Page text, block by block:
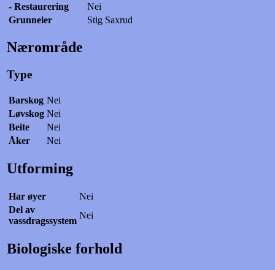
- Restaurering
Nei
Grunneier
Stig Saxrud
Nærområde
Type
Barskog Nei
Løvskog Nei
Beite
Nei
Åker
Nei
Utforming
Har øyer
Nei
Del av
vassdragssystem
Nei
Biologiske forhold